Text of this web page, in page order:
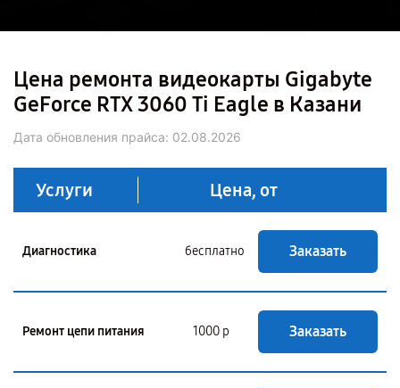
Цена ремонта видеокарты Gigabyte
GeForce RTX 3060 Ti Eagle в Казани
Дата обновления прайса: 02.08.2026
Услуги Цена, от
Диагностика бесплатно Заказать
Ремонт цепи питания 1000 р Заказать